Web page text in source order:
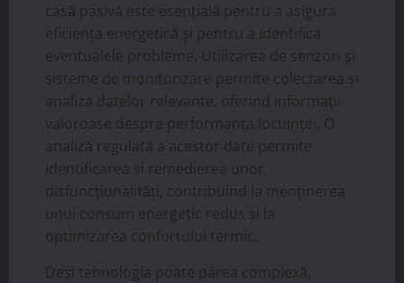
casă pasivă este esențială pentru a asigura
eficiența energetică și pentru a identifica
eventualele probleme. Utilizarea de senzori și
sisteme de monitorizare permite colectarea și
analiza datelor relevante, oferind informații
valoroase despre performanța locuinței. O
analiză regulată a acestor date permite
identificarea și remedierea unor
disfuncționalități, contribuind la menținerea
unui consum energetic redus și la
optimizarea confortului termic.
Deși tehnologia poate părea complexă,